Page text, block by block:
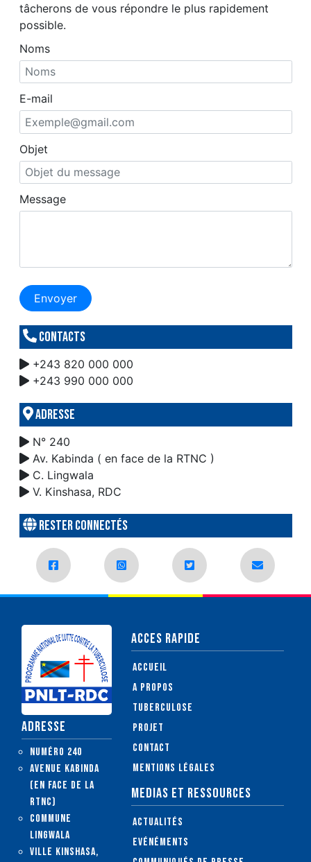
tâcherons de vous répondre le plus rapidement
possible.
Noms
E-mail
Objet
Message
Envoyer
Contacts
+243 820 000 000
+243 990 000 000
Adresse
N° 240
Av. Kabinda ( en face de la RTNC )
C. Lingwala
V. Kinshasa, RDC
Rester connectés
ADRESSE
Numéro 240
Avenue Kabinda
(en face de la
RTNC)
Commune
Lingwala
Ville Kinshasa,
ACCES RAPIDE
Accueil
A propos
Tuberculose
Projet
Contact
Mentions légales
MEDIAS ET RESSOURCES
Actualités
Evénéments